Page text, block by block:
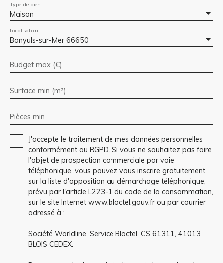
Maison
Type de bien
Banyuls-sur-Mer 66650
Localisation
Budget max (€)
Surface min (m²)
Pièces min
J'accepte le traitement de mes données personnelles
conformément au RGPD. Si vous ne souhaitez pas faire
l'objet de prospection commerciale par voie
téléphonique, vous pouvez vous inscrire gratuitement
sur la liste d'opposition au démarchage téléphonique,
prévu par l'article L223-1 du code de la consommation,
sur le site Internet www.bloctel.gouv.fr ou par courrier
adressé à :
Société Worldline, Service Bloctel, CS 61311, 41013
BLOIS CEDEX.